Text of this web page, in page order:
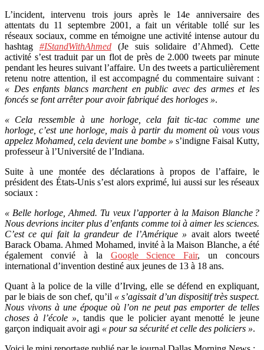
L’incident, intervenu trois jours après le 14e anniversaire des
attentats du 11 septembre 2001, a fait un véritable tollé sur les
réseaux sociaux, comme en témoigne une activité intense autour du
hashtag #IStandWithAhmed(Je suis solidaire d’Ahmed). Cette
activité s’est traduit par un flot de près de 2.000 tweets par minute
pendant les heures suivant l’affaire. Un des tweets a particulièrement
retenu notre attention, il est accompagné du commentaire suivant :
« Des enfants blancs marchent en public avec des armes et les
foncés se font arrêter pour avoir fabriqué des horloges ».
« Cela ressemble à une horloge, cela fait tic-tac comme une
horloge, c’est une horloge, mais à partir du moment où vous vous
appelez Mohamed, cela devient une bombe » s’indigne Faisal Kutty,
professeur à l’Université de l’Indiana.
Suite à une montée des déclarations à propos de l’affaire, le
président des États-Unis s’est alors exprimé, lui aussi sur les réseaux
sociaux :
« Belle horloge, Ahmed. Tu veux l’apporter à la Maison Blanche ?
Nous devrions inciter plus d’enfants comme toi à aimer les sciences.
C’est ce qui fait la grandeur de l’Amérique » avait alors tweeté
Barack Obama. Ahmed Mohamed, invité à la Maison Blanche, a été
également convié à la Google Science Fair, un concours
international d’invention destiné aux jeunes de 13 à 18 ans.
Quant à la police de la ville d’Irving, elle se défend en expliquant,
par le biais de son chef, qu’il « s’agissait d’un dispositif très suspect.
Nous vivons à une époque où l’on ne peut pas emporter de telles
choses à l’école », tandis que le policier ayant menotté le jeune
garçon indiquait avoir agi « pour sa sécurité et celle des policiers ».